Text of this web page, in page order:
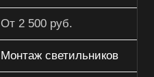
От 2 500 руб.
Монтаж светильников